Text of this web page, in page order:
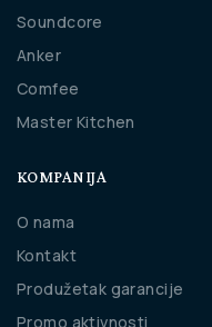
Soundcore
Anker
Comfee
Master Kitchen
KOMPANIJA
O nama
Kontakt
Produžetak garancije
Promo aktivnosti